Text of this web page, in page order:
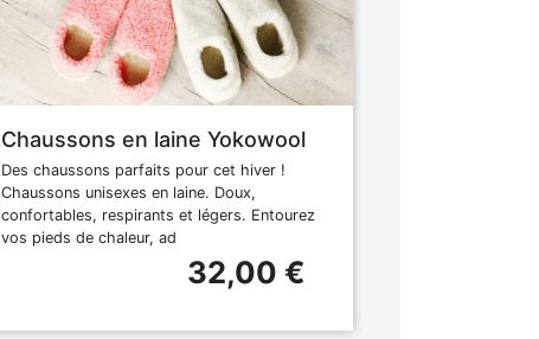
Chaussons en laine Yokowool
Des chaussons parfaits pour cet hiver !
Chaussons unisexes en laine. Doux,
confortables, respirants et légers. Entourez
vos pieds de chaleur, ad
32,00 €